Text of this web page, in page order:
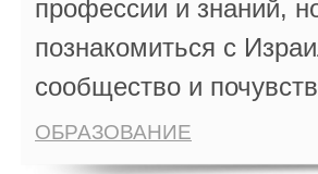
профессии и знаний,
познакомиться с
сообщество и
ОБРАЗОВАНИЕ